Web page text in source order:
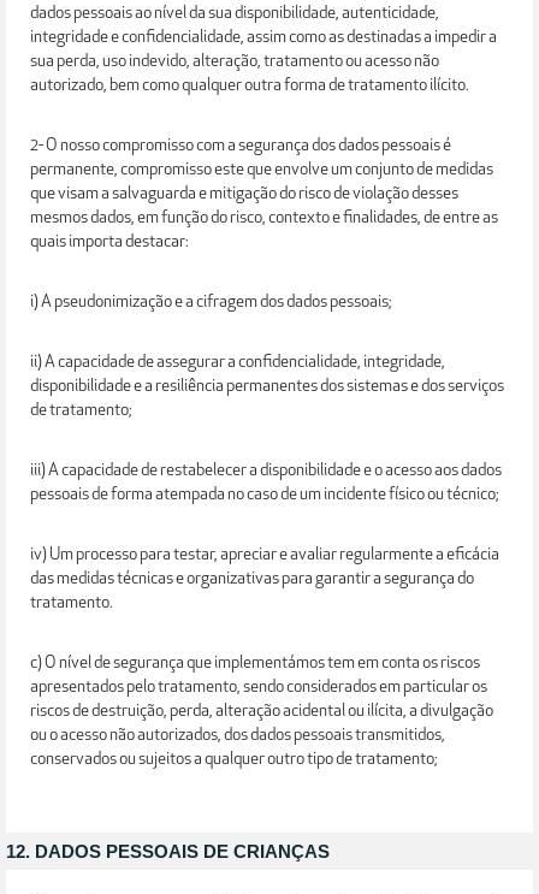
dados pessoais ao nível da sua disponibilidade, autenticidade,
integridade e confidencialidade, assim como as destinadas a impedir a
sua perda, uso indevido, alteração, tratamento ou acesso não
autorizado, bem como qualquer outra forma de tratamento ilícito.
2- O nosso compromisso com a segurança dos dados pessoais é
permanente, compromisso este que envolve um conjunto de medidas
que visam a salvaguarda e mitigação do risco de violação desses
mesmos dados, em função do risco, contexto e finalidades, de entre as
quais importa destacar:
i) A pseudonimização e a cifragem dos dados pessoais;
ii) A capacidade de assegurar a confidencialidade, integridade,
disponibilidade e a resiliência permanentes dos sistemas e dos serviços
de tratamento;
iii) A capacidade de restabelecer a disponibilidade e o acesso aos dados
pessoais de forma atempada no caso de um incidente físico ou técnico;
iv) Um processo para testar, apreciar e avaliar regularmente a eficácia
das medidas técnicas e organizativas para garantir a segurança do
tratamento.
c) O nível de segurança que implementámos tem em conta os riscos
apresentados pelo tratamento, sendo considerados em particular os
riscos de destruição, perda, alteração acidental ou ilícita, a divulgação
ou o acesso não autorizados, dos dados pessoais transmitidos,
conservados ou sujeitos a qualquer outro tipo de tratamento;
12. DADOS PESSOAIS DE CRIANÇAS